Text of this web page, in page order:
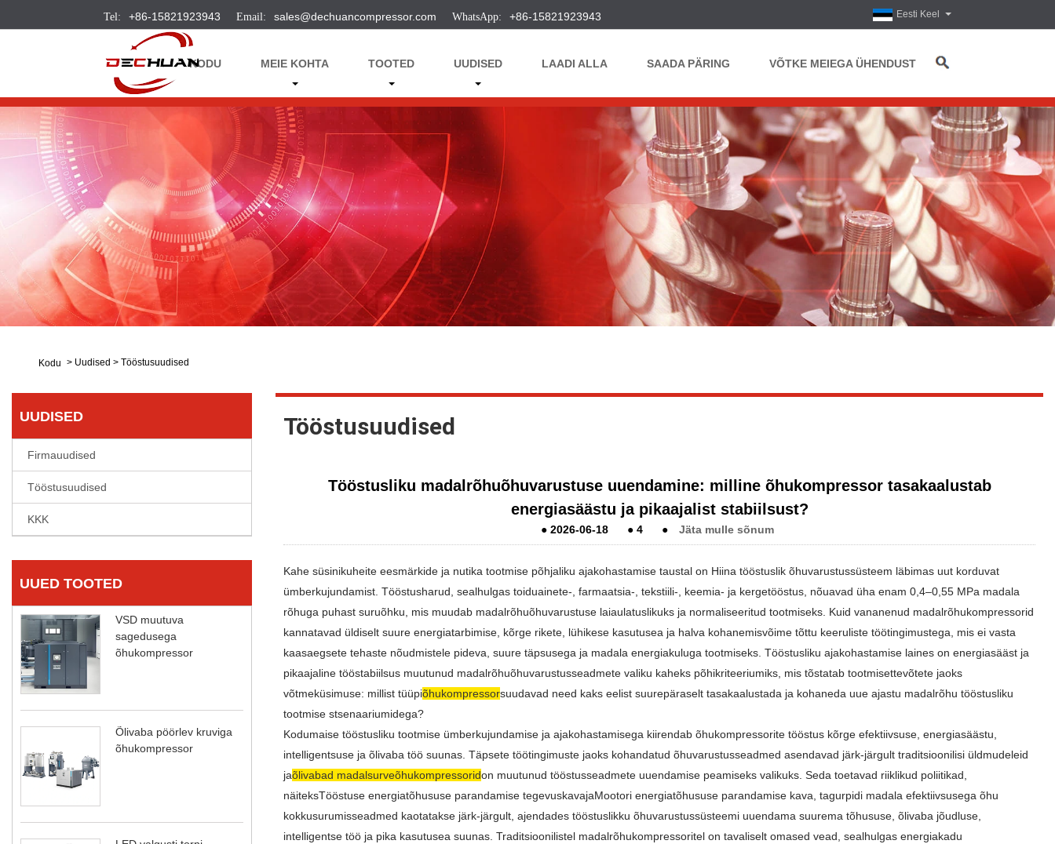
+86-15821923943 sales@dechuancompressor.com +86-15821923943 Eesti Keel
KODU MEIE KOHTA TOOTED UUDISED LAADI ALLA SAADA PÄRING VÕTKE MEIEGA ÜHENDUST
Kodu > Uudised > Tööstusuudised
UUDISED
Firmauudised
Tööstusuudised
KKK
UUED TOOTED
VSD muutuva
sagedusega
õhukompressor
Õlivaba pöörlev kruviga
õhukompressor
Tööstusuudised
Tööstusliku madalrõhuõhuvarustuse uuendamine: milline õhukompressor tasakaalustab
energiasäästu ja pikaajalist stabiilsust?
●2026-06-18 ●4 ● Jäta mulle sõnum
Kahe süsinikuheite eesmärkide ja nutika tootmise põhjaliku ajakohastamise taustal on Hiina tööstuslik õhuvarustussüsteem läbimas uut korduvat
ümberkujundamist. Tööstusharud, sealhulgas toiduainete-, farmaatsia-, tekstiili-, keemia- ja kergetööstus, nõuavad üha enam 0,4–0,55 MPa madala
rõhuga puhast suruõhku, mis muudab madalrõhuõhuvarustuse laiaulatuslikuks ja normaliseeritud tootmiseks. Kuid vananenud madalrõhukompressorid
kannatavad üldiselt suure energiatarbimise, kõrge rikete, lühikese kasutusea ja halva kohanemisvõime tõttu keeruliste töötingimustega, mis ei vasta
kaasaegsete tehaste nõudmistele pideva, suure täpsusega ja madala energiakuluga tootmiseks. Tööstusliku ajakohastamise laines on energiasääst ja
pikaajaline tööstabiilsus muutunud madalrõhuõhuvarustusseadmete valiku kaheks põhikriteeriumiks, mis tõstatab tootmisettevõtete jaoks
võtmeküsimuse: millist tüüpiõhukompressorsuudavad need kaks eelist suurepäraselt tasakaalustada ja kohaneda uue ajastu madalrõhu tööstusliku
tootmise stsenaariumidega?
Kodumaise tööstusliku tootmise ümberkujundamise ja ajakohastamisega kiirendab õhukompressorite tööstus kõrge efektiivsuse, energiasäästu,
intelligentsuse ja õlivaba töö suunas. Täpsete töötingimuste jaoks kohandatud õhuvarustusseadmed asendavad järk-järgult traditsioonilisi üldmudeleid
jaõlivabad madalsurveõhukompressoridon muutunud tööstusseadmete uuendamise peamiseks valikuks. Seda toetavad riiklikud poliitikad,
näiteksTööstuse energiatõhususe parandamise tegevuskavajaMootori energiatõhususe parandamise kava , tagurpidi madala efektiivsusega õhu
kokkusurumisseadmed kaotatakse järk-järgult, ajendades tööstuslikku õhuvarustussüsteemi uuendama suurema tõhususe, õlivaba jõudluse,
intelligentse töö ja pika kasutusea suunas. Traditsioonilistel madalrõhukompressoritel on tavaliselt omased vead, sealhulgas energiakadu